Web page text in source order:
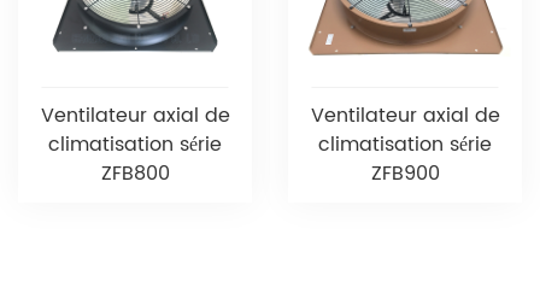
Ventilateur axial de
climatisation série
ZFB800
Ventilateur axial de
climatisation série
ZFB900